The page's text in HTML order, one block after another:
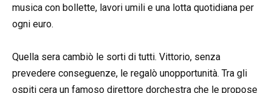
musica con bollette, lavori umili e una lotta quotidiana per
ogni euro.
Quella sera cambiò le sorti di tutti. Vittorio, senza
prevedere conseguenze, le regalò unopportunità. Tra gli
ospiti cera un famoso direttore dorchestra che le propose